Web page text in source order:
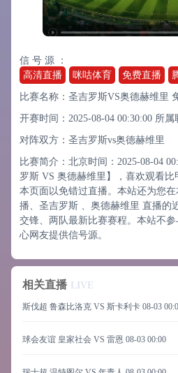
信 号 源 ：
高清直播
咪咕体育 免费直播
比赛名称：圣吉罗斯VS奥德赫维里
开赛时间：2025-08-04 00:30:00 所属
对阵双方：圣吉罗斯vs奥德赫维里
比赛简介：北京时间：2025-08-04
罗斯 VS 奥德赫维里】，喜欢观看
本页面以免错过直播。本站还为您
播、圣吉罗斯 、奥德赫维里 直播的
交锋、两队最新比赛赛程。本站不
心网友提供信号源。
相关直播 LIVE
斯伐超 鲁森比洛克 VS 斯卡利卡 08-03
球会友谊 皇家社会 VS 雷恩 08-03 00:00